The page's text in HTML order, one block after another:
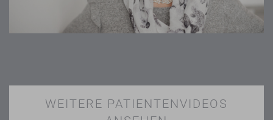
WEITERE PATIENTENVIDEOS